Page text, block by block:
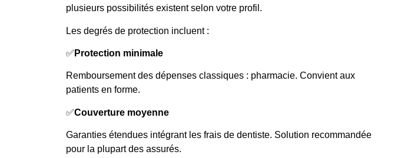
plusieurs possibilités existent selon votre profil.
Les degrés de protection incluent :
✅ Protection minimale
Remboursement des dépenses classiques : pharmacie. Convient aux
patients en forme.
✅Couverture moyenne
Garanties étendues intégrant les frais de dentiste. Solution recommandée
pour la plupart des assurés.